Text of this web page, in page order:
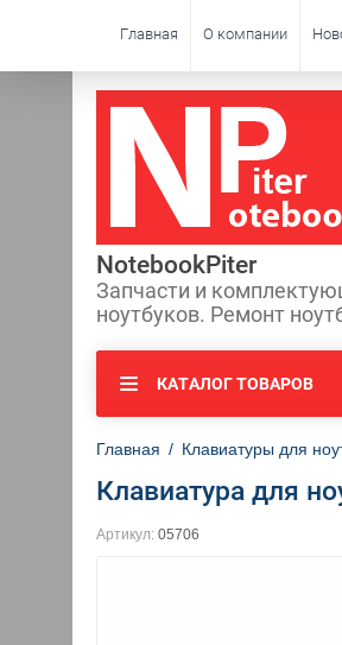
Главная О компании
NotebookPiter
Запчасти и
ноутбуков. Ремонт
КАТАЛОГ ТОВАРОВ
Главная / Клавиатуры для
Клавиатура для
Артикул: 05706